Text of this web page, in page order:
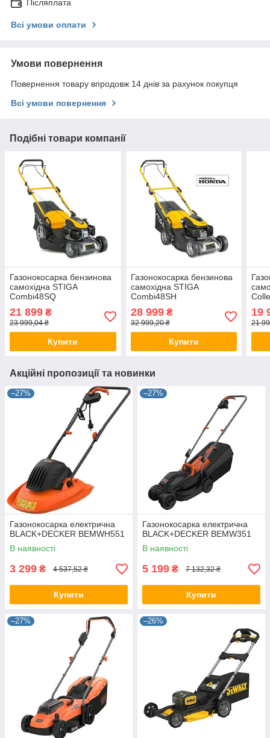
Післяплата
Всі умови оплати
Умови повернення
Повернення товару впродовж 14 днів за рахунок покупця
Всі умови повернення
Подібні товари компанії
Газонокосарка бензинова
самохідна STIGA
Combi48SQ
21 899 ₴
23 999,04 ₴
Купити
Газонокосарка бензинова
самохідна STIGA
Combi48SH
28 999₴
32 999,20 ₴
Купити
19
21
Акційні пропозиції та новинки
–27%
Газонокосарка електрична
BLACK+DECKER BEMWH551
В наявності
3 299 ₴ 4 537,52 ₴
Купити
–27%
Газонокосарка електрична
BLACK+DECKER BEMW351
В наявності
5 199 ₴ 7 132,32 ₴
Купити
–27% –26%